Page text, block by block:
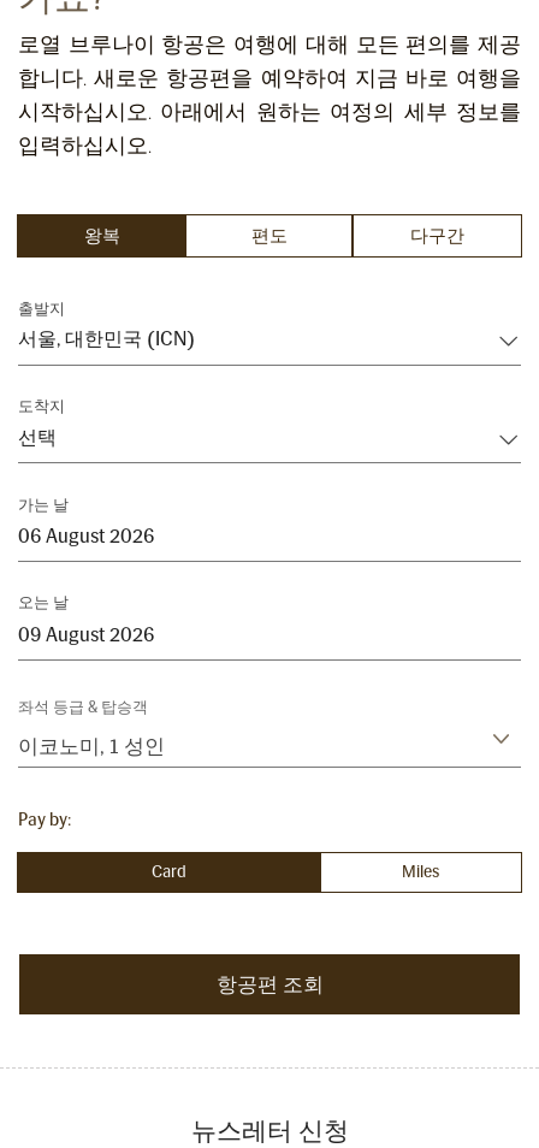
로열 브루나이 항공은 여행에 대해 모든 편의를 제공
합니다. 새로운 항공편을 예약하여 지금 바로 여행을
시작하십시오. 아래에서 원하는 여정의 세부 정보를
입력하십시오.
왕복 편도 다구간
출발지
도착지
가는 날
오는 날
좌석 등급 & 탑승객
이코노미 , 1 성인
Pay by:
Card Miles
뉴스레터 신청